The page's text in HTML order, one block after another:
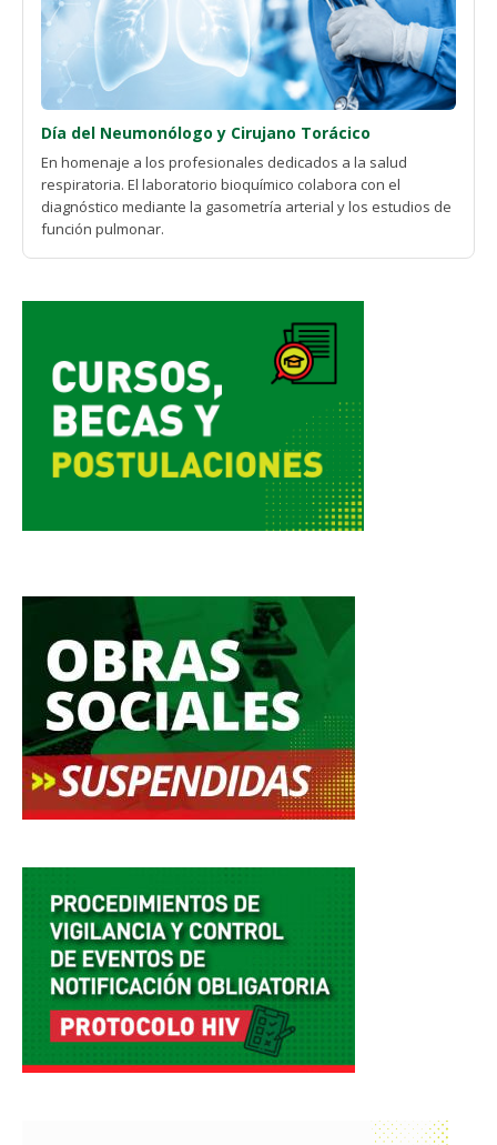
Día del Neumonólogo y Cirujano Torácico
En homenaje a los profesionales dedicados a la salud
respiratoria. El laboratorio bioquímico colabora con el
diagnóstico mediante la gasometría arterial y los estudios de
función pulmonar.